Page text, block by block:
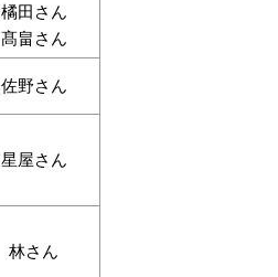
橘田さん
髙畠さん
佐野さん
星屋さん
林さん